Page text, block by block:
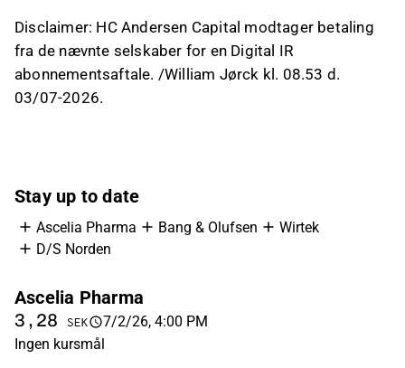
Disclaimer: HC Andersen Capital modtager betaling
fra de nævnte selskaber for en Digital IR
abonnementsaftale. /William Jørck kl. 08.53 d.
03/07-2026.
Stay up to date
Ascelia Pharma Bang & Olufsen
Wirtek
D/S Norden
Ascelia Pharma
3,28 SEK
7/2/26, 4:00 PM
Ingen kursmål